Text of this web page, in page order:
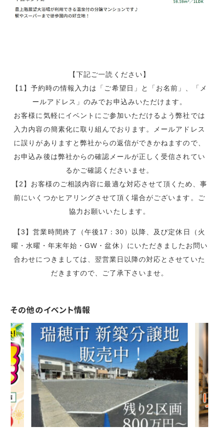
【下記ご一読ください】
【1】予約時の情報入力は「ご希望日」と「お名前」、「メ
ールアドレス」のみでお申込みいただけます。
お客様に気軽にイベントにご参加いただけるよう弊社では
入力内容の簡素化に取り組んでおります。メールアドレス
に誤りがありますと弊社からの返信ができかねますので、
お申込み後は弊社からの確認メールが正しく受信されてい
るかご確認くださいませ。
【2】お客様のご相談内容に最適な対応させて頂くため、事
前にいくつかヒアリングさせて頂く場合がございます。ご
協力お願いいたします。
【3】営業時間終了（午後17：30）以降、及び定休日（火
曜・水曜・年末年始・GW・盆休）にいただきましたお問い
合わせにつきましては、翌営業日以降の対応とさせていた
だきますので、ご了承下さいませ。
その他のイベント情報